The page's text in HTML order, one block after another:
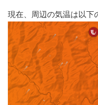
現在、周辺の気温は以下